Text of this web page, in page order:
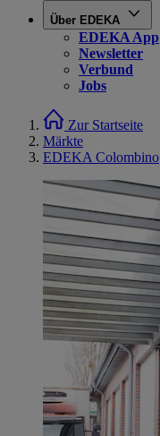
Über EDEKA
EDEKA App
Newsletter
Verbund
Jobs
Zur Startseite
Märkte
EDEKA Colombino